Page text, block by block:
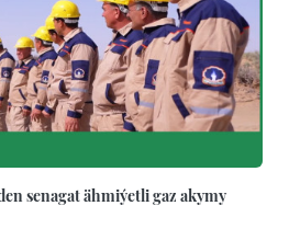
senagat ähmiýetli gaz akymy